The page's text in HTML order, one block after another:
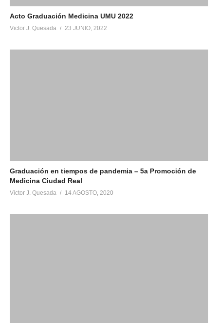
Acto Graduación Medicina UMU 2022
Victor J. Quesada 23 JUNIO, 2022
Graduación en tiempos de pandemia – 5a Promoción de
Medicina Ciudad Real
Victor J. Quesada 14 AGOSTO, 2020